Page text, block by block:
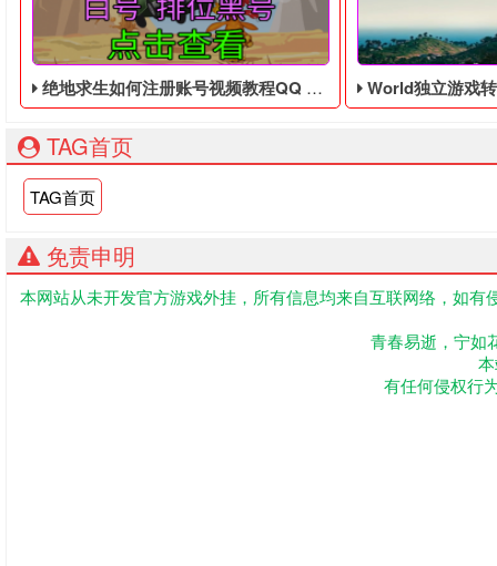
绝地求生黑号自2017年推出以来，黑号的价格经历了多次波
绝地求生黑号在
绝地求生如何注册账号视频教程QQ - PUBG免费的皮肤白号 World独立游戏转播活动公开了游
TAG首页
TAG首页
免责申明
本网站从未开发官方游戏外挂，所有信息均来自互联网络，如
青春易逝，宁如
有任何侵权行